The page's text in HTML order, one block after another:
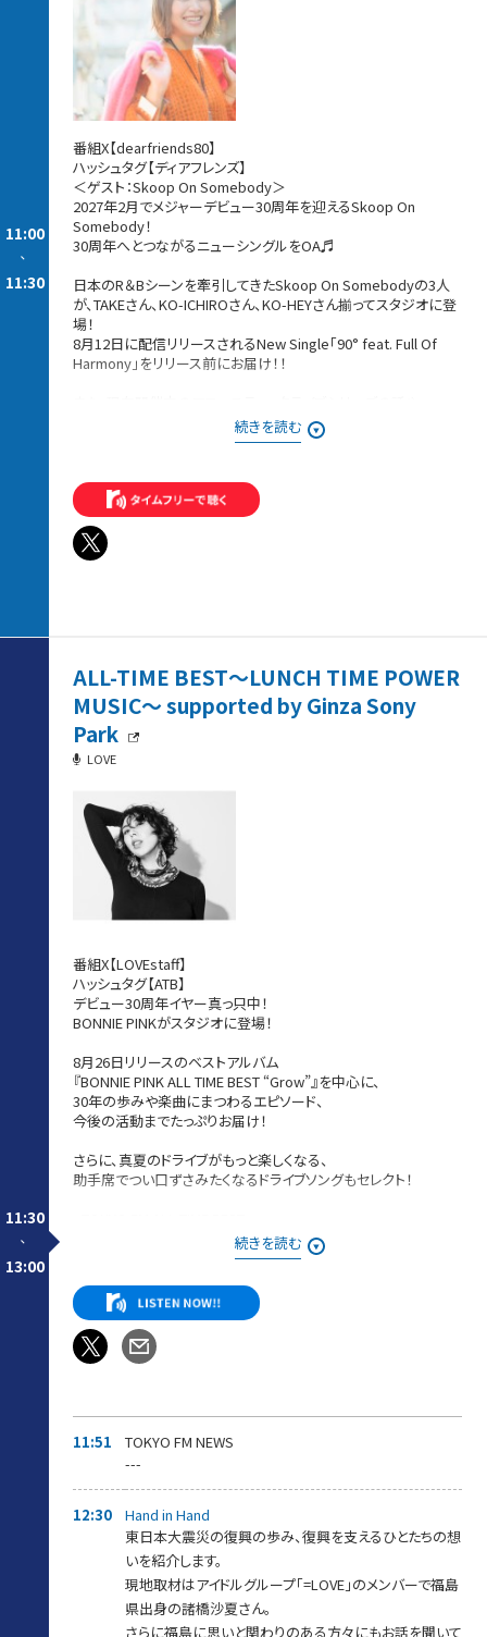
11:00
-
11:30
番組X【dearfriends80】
ハッシュタグ【ディアフレンズ】
＜ゲスト：Skoop On Somebody＞
2027年2月でメジャーデビュー30周年を迎えるSkoop On
Somebody！
30周年へとつながるニューシングルをOA♬
日本のR＆Bシーンを牽引してきたSkoop On Somebodyの3人
が、TAKEさん、KO-ICHIROさん、KO-HEYさん揃ってスタジオに登
場！
8月12日に配信リリースされるNew Single「90° feat. Full Of
Harmony」をリリース前にお届け！！
S.O.S.の今の音作りについて。
さらには、3人のプライベートな一面も垣間見える、質問ボックス
続きを読む
11:30
-
13:00
ALL-TIME BEST～LUNCH TIME POWER
MUSIC～ supported by Ginza Sony
Park
LOVE
番組X【LOVEstaff】
ハッシュタグ【ATB】
デビュー30周年イヤー真っ只中！
BONNIE PINKがスタジオに登場！
8月26日リリースのベストアルバム
『BONNIE PINK ALL TIME BEST “Grow”』を中心に、
30年の歩みや楽曲にまつわるエピソード、
今後の活動までたっぷりお届け！
さらに、真夏のドライブがもっと楽しくなる、
助手席でつい口ずさみたくなるドライブソングもセレクト！
「いつまでも色あせない」、「時代が変わっても聴き続けたい」
古今東西のエバーグリーンな名曲をオンエア！
続きを読む
11:51
TOKYO FM NEWS
---
12:30
Hand in Hand
東日本大震災の復興の歩み、復興を支えるひとたちの想
いを紹介します。
現地取材はアイドルグループ「=LOVE」のメンバーで福島
県出身の諸橋沙夏さん。
さらに福島に思いと関わりのある方々にもお話を聞いて